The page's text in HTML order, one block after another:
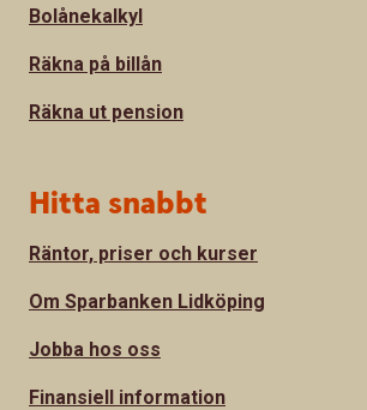
Bolånekalkyl
Räkna på billån
Räkna ut pension
Hitta snabbt
Räntor, priser och kurser
Om Sparbanken Lidköping
Jobba hos oss
Finansiell information